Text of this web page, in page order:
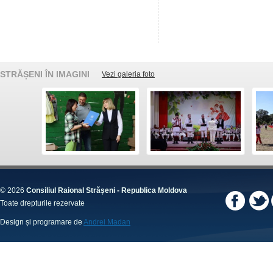
STRĂȘENI ÎN IMAGINI Vezi galeria foto
© 2026 Consiliul Raional Strășeni - Republica Moldova
Toate drepturile rezervate
Design și programare de Andrei Madan